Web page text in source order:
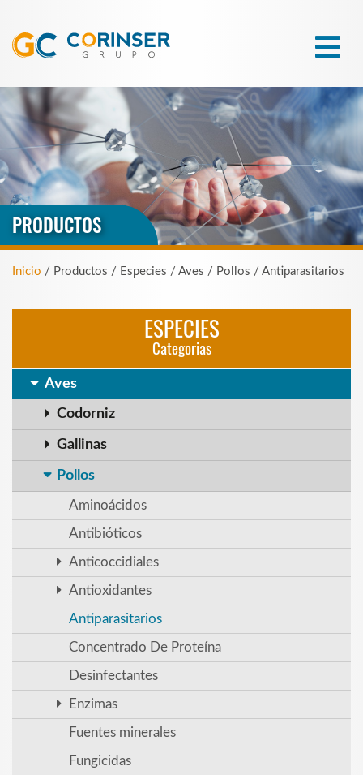
PRODUCTOS
Inicio / Productos / Especies / Aves / Pollos / Antiparasitarios
ESPECIES
Categorias
Aves
Codorniz
Gallinas
Pollos
Aminoácidos
Antibióticos
Anticoccidiales
Antioxidantes
Antiparasitarios
Concentrado De Proteína
Desinfectantes
Enzimas
Fuentes minerales
Fungicidas